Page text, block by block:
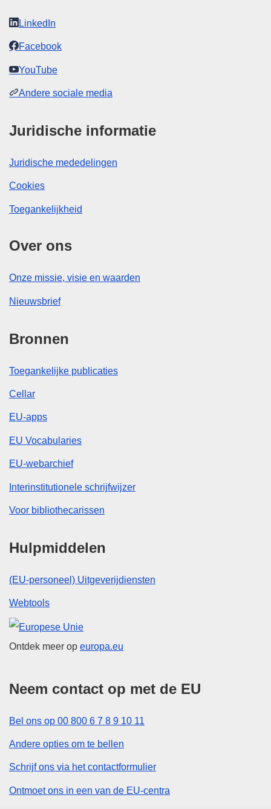
LinkedIn
Facebook
YouTube
Andere sociale media
Juridische informatie
Juridische mededelingen
Cookies
Toegankelijkheid
Over ons
Onze missie, visie en waarden
Nieuwsbrief
Bronnen
Toegankelijke publicaties
Cellar
EU-apps
EU Vocabularies
EU-webarchief
Interinstitutionele schrijfwijzer
Voor bibliothecarissen
Hulpmiddelen
(EU-personeel) Uitgeverijdiensten
Webtools
Europese Unie
Ontdek meer op europa.eu
Neem contact op met de EU
Bel ons op 00 800 6 7 8 9 10 11
Andere opties om te bellen
Schrijf ons via het contactformulier
Ontmoet ons in een van de EU-centra